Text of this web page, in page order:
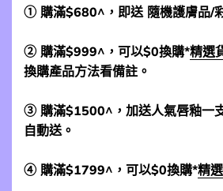
① 購滿$680^，即送 隨機護膚品/
② 購滿$999^，可以$0換購*精選
換購產品方法看備註。
③ 購滿$1500^，加送人氣唇釉一
自動送。
④ 購滿$1799^，可以$0換購*精